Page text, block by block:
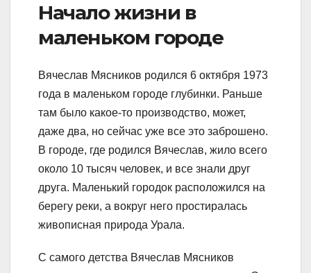
Начало жизни в
маленьком городе
Вячеслав Мясников родился 6 октября 1973
года в маленьком городе глубинки. Раньше
там было какое-то производство, может,
даже два, но сейчас уже все это заброшено.
В городе, где родился Вячеслав, жило всего
около 10 тысяч человек, и все знали друг
друга. Маленький городок расположился на
берегу реки, а вокруг него простиралась
живописная природа Урала.
С самого детства Вячеслав Мясников